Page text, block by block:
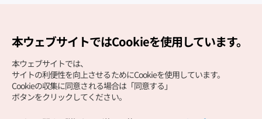
本ウェブサイトではCookieを使用しています。
本ウェブサイトでは、
サイトの利便性を向上させるためにCookieを使用しています。
Cookieの収集に同意される場合は「同意する」
ボタンをクリックしてください。